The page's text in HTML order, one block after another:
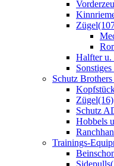
Zügel
Halfter u.
Schutz
Zügel(16)
Schutz
Hobbels
Trainings-
Sidepulls